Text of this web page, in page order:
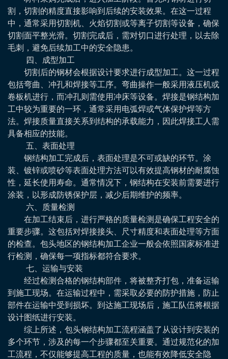
割，切割的精度直接影响到后续的安装效果。在这一过程
中，通常采用切割机、火焰切割或等离子切割等设备，确保
切割面平整光滑。切割完成后，需对切口进行处理，以去除
毛刺，避免后续加工中的安全隐患。
四、成型加工
切割后的钢材会根据设计要求进行成型加工。这一过程
包括弯曲、冲孔和焊接等工序。弯曲操作一般采用液压机或
卷板机进行，而冲孔则需使用冲床等设备。焊接是钢结构加
工中较为重要的一环，通常采用电弧焊或气体保护焊等方
法。焊接质量直接关系到结构的承载能力，因此焊接工人需
具备相应的技能。
五、表面处理
钢结构加工完成后，表面处理是不可或缺的环节。涂
装、镀锌或喷砂等表面处理方法可以有效提高钢材的耐腐蚀
性，延长使用寿命。通常情况下，钢结构在安装前需要进行
涂装，以形成防锈保护层，减少后期维护的频率。
六、质量检测
在加工结束后，进行严格的质量检测是确保工程安全的
重要步骤。这包括对焊接接头、尺寸精度和表面处理等方面
的检查。包头地区的钢结构加工企业一般会依照国家标准进
行检测，确保每一项指标都符合要求。
七、运输与安装
经过检测合格的钢结构部件，将被整齐打包，准备运输
到施工现场。在运输过程中，需采取必要的防护措施，防止
部件在运输中受到损坏。到达施工现场后，施工队伍将根据
设计图纸进行安装。
综上所述，包头钢结构加工流程涵盖了从设计到安装的
多个环节，涉及的每一个步骤都至关重要。通过规范化的加
工流程，不仅能够提高工程的质量，也能有效降低安全隐